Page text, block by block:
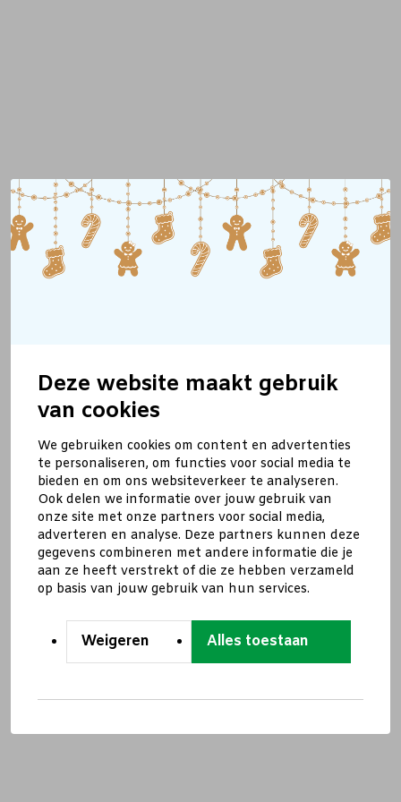
Deze website maakt gebruik
van cookies
We gebruiken cookies om content en advertenties
te personaliseren, om functies voor social media te
bieden en om ons websiteverkeer te analyseren.
Ook delen we informatie over jouw gebruik van
onze site met onze partners voor social media,
adverteren en analyse. Deze partners kunnen deze
gegevens combineren met andere informatie die je
aan ze heeft verstrekt of die ze hebben verzameld
op basis van jouw gebruik van hun services.
Weigeren Alles toestaan